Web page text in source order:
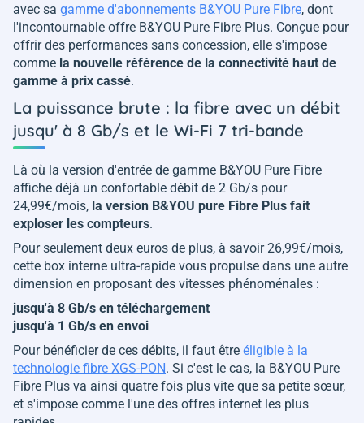
avec sa gamme d'abonnements B&YOU Pure Fibre, dont
l'incontournable offre B&YOU Pure Fibre Plus. Conçue pour
offrir des performances sans concession, elle s'impose
comme la nouvelle référence de la connectivité haut de
gamme à prix cassé.
La puissance brute : la fibre avec un débit
jusqu' à 8 Gb/s et le Wi-Fi 7 tri-bande
Là où la version d'entrée de gamme B&YOU Pure Fibre
affiche déjà un confortable débit de 2 Gb/s pour
24,99€/mois, la version B&YOU pure Fibre Plus fait
exploser les compteurs.
Pour seulement deux euros de plus, à savoir 26,99€/mois,
cette box interne ultra-rapide vous propulse dans une autre
dimension en proposant des vitesses phénoménales :
jusqu'à 8 Gb/s en téléchargement
jusqu'à 1 Gb/s en envoi
Pour bénéficier de ces débits, il faut être éligible à la
technologie fibre XGS-PON. Si c'est le cas, la B&YOU Pure
Fibre Plus va ainsi quatre fois plus vite que sa petite sœur,
et s'impose comme l'une des offres internet les plus